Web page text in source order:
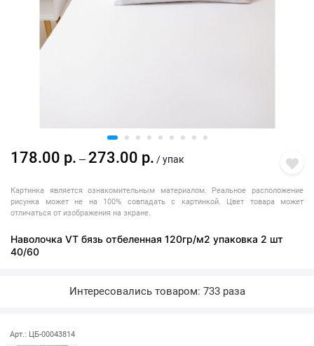
178.00 р. — 273.00 р. / упак
Картинка является ознакомительным материалом. Реальное расположение
рисунка может не на 100% совпадать с картинкой. Цвет товара может
отличаться от изображения на экране.
Наволочка VT бязь отбеленная 120гр/м2 упаковка 2 шт
40/60
Интересовались товаром: 733 раза
Арт.: ЦБ-00043814